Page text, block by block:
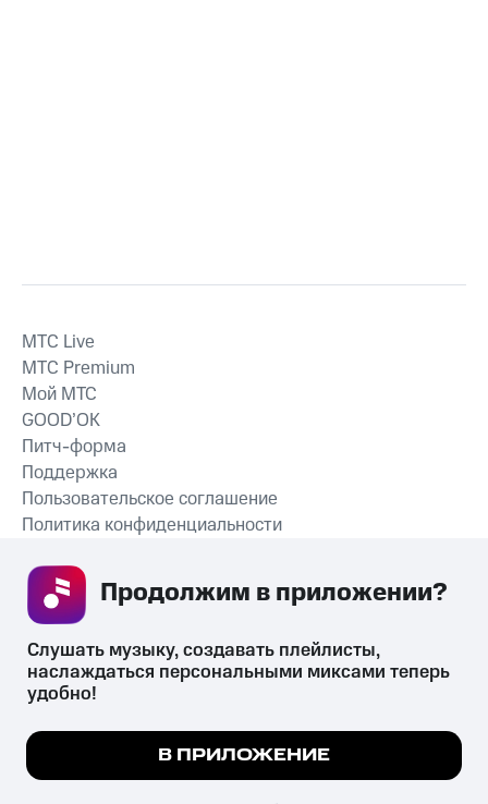
СКАЧАТЬ ПРИЛОЖЕНИЕ
MTС Live
MTС Premium
Мой МТС
GOOD’OK
Питч-форма
Поддержка
Пользовательское соглашение
Политика конфиденциальности
психотропных веществ, их аналогов причиняет вред здоровью,
их незаконный оборот запрещён и влечёт установленную
законодательством ответственность.
Мы используем куки, чтобы на сайте все
Подробнее
Слушать музыку, создавать плейлисты,
наслаждаться персональными миксами теперь
удобно!
В ПРИЛОЖЕНИЕ